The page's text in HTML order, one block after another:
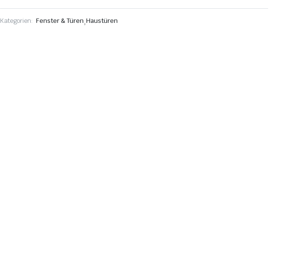
Kategorien: Fenster & Türen,Haustüren